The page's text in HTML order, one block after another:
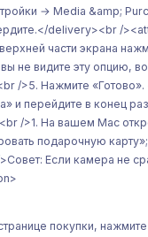
→ Media &amp;
delivery><br /
части экрана
не видите эту опцию,
/>5. Нажмите
и перейдите в конец
<br />1. На вашем Mac
подарочную
Если камера не
покупки,